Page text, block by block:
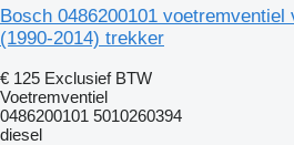
Bosch 0486200101 voetremventiel
(1990-2014) trekker
€ 125 Exclusief BTW
Voetremventiel
0486200101 5010260394
diesel